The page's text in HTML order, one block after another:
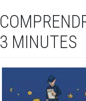
3 MINUTES